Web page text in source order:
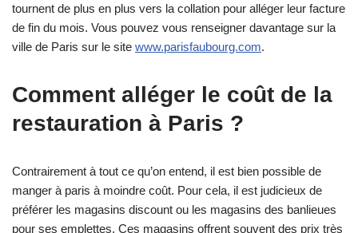
tournent de plus en plus vers la collation pour alléger leur facture
de fin du mois. Vous pouvez vous renseigner davantage sur la
ville de Paris sur le site www.parisfaubourg.com.
Comment alléger le coût de la
restauration à Paris ?
Contrairement à tout ce qu’on entend, il est bien possible de
manger à paris à moindre coût. Pour cela, il est judicieux de
préférer les magasins discount ou les magasins des banlieues
pour ses emplettes. Ces magasins offrent souvent des prix très